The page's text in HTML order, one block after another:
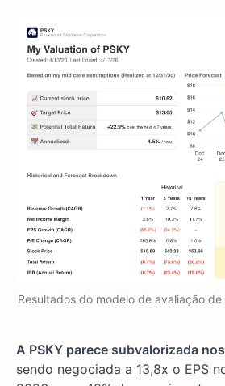
Resultados do modelo de avaliação de
A PSKY parece subvalorizada
sendo negociada a 13,8x o EPS